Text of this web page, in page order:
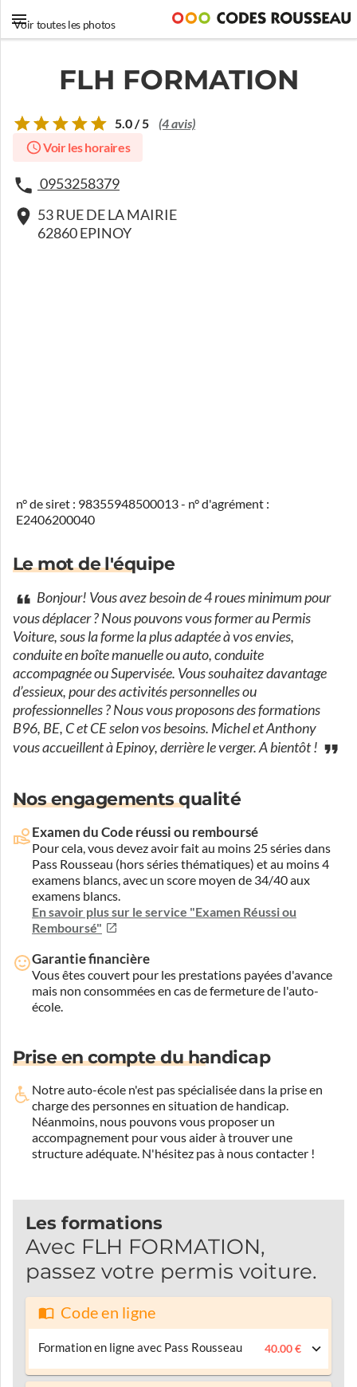
Voir toutes les photos
FLH FORMATION
5.0 / 5 (4 avis)
Voir les horaires
0953258379
53 RUE DE LA MAIRIE
62860 EPINOY
n° de siret : 98355948500013 - n° d'agrément :
E2406200040
Le mot de l'équipe
Bonjour! Vous avez besoin de 4 roues minimum pour
vous déplacer ? Nous pouvons vous former au Permis
Voiture, sous la forme la plus adaptée à vos envies,
conduite en boîte manuelle ou auto, conduite
accompagnée ou Supervisée. Vous souhaitez davantage
d’essieux, pour des activités personnelles ou
professionnelles ? Nous vous proposons des formations
B96, BE, C et CE selon vos besoins. Michel et Anthony
vous accueillent à Epinoy, derrière le verger. A bientôt !
Nos engagements qualité
Examen du Code réussi ou remboursé
Pour cela, vous devez avoir fait au moins 25 séries dans
Pass Rousseau (hors séries thématiques) et au moins 4
examens blancs, avec un score moyen de 34/40 aux
examens blancs.
En savoir plus sur le service "Examen Réussi ou
Remboursé"
Garantie financière
Vous êtes couvert pour les prestations payées d'avance
mais non consommées en cas de fermeture de l'auto-
école.
Prise en compte du handicap
Notre auto-école n'est pas spécialisée dans la prise en
charge des personnes en situation de handicap.
Néanmoins, nous pouvons vous proposer un
accompagnement pour vous aider à trouver une
structure adéquate. N'hésitez pas à nous contacter !
Les formations
Avec FLH FORMATION,
passez votre permis voiture.
Code en ligne
Formation en ligne avec Pass Rousseau 40.00 €